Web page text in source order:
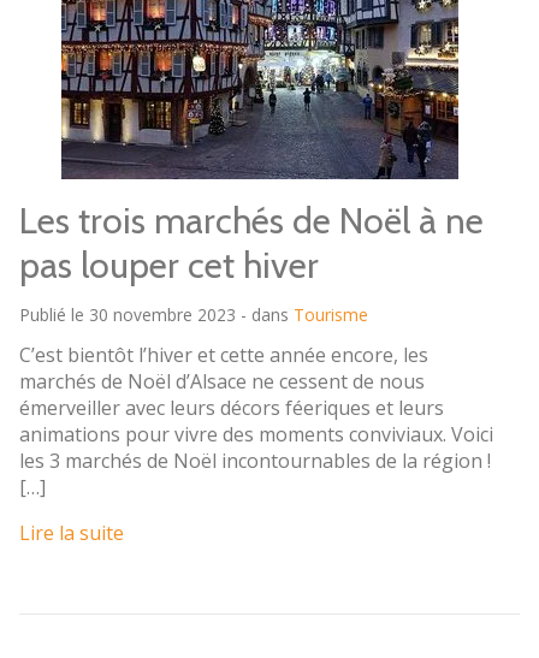
Les trois marchés de Noël à ne
pas louper cet hiver
Publié le 30 novembre 2023 - dans Tourisme
C’est bientôt l’hiver et cette année encore, les
marchés de Noël d’Alsace ne cessent de nous
émerveiller avec leurs décors féeriques et leurs
animations pour vivre des moments conviviaux. Voici
les 3 marchés de Noël incontournables de la région !
[…]
Lire la suite